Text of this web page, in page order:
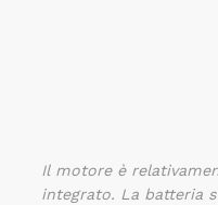
Il motore è
integrato. La batteria